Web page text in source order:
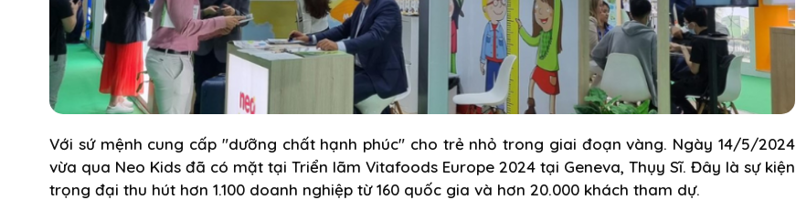
Với sứ mệnh cung cấp "dưỡng chất hạnh phúc" cho trẻ nhỏ trong giai đoạn vàng. Ngày 14/5/2024
vừa qua Neo Kids đã có mặt tại Triển lãm Vitafoods Europe 2024 tại Geneva, Thụy Sĩ. Đây là sự kiện
trọng đại thu hút hơn 1.100 doanh nghiệp từ 160 quốc gia và hơn 20.000 khách tham dự.